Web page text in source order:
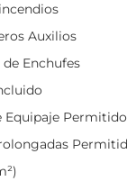
Auxilios
Enchufes
Equipaje Permitido